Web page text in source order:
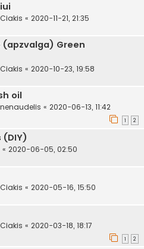
Ciakis « 2020-11-21, 21:35
Green
Ciakis « 2020-10-23, 19:58
oil
nenaudelis « 2020-06-13, 11:42
1 2
« 2020-06-05, 02:50
Ciakis « 2020-05-16, 15:50
Ciakis « 2020-03-18, 18:17
1 2